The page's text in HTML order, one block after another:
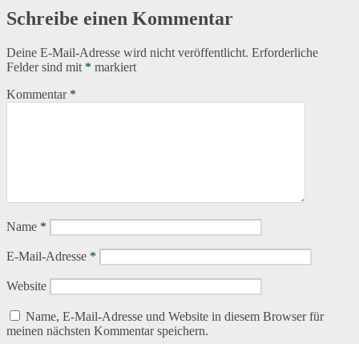
Schreibe einen Kommentar
Deine E-Mail-Adresse wird nicht veröffentlicht. Erforderliche
Felder sind mit * markiert
Kommentar *
Name *
E-Mail-Adresse *
Website
Name, E-Mail-Adresse und Website in diesem Browser für
meinen nächsten Kommentar speichern.